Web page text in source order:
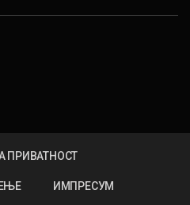
ПРИВАТНОСТ
ИМПРЕСУМ